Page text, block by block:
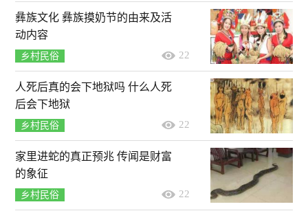
彝族文化 彝族摸奶节的由来及活
动内容
乡村民俗 22
人死后真的会下地狱吗 什么人死
后会下地狱
乡村民俗 22
家里进蛇的真正预兆 传闻是财富
的象征
乡村民俗 22